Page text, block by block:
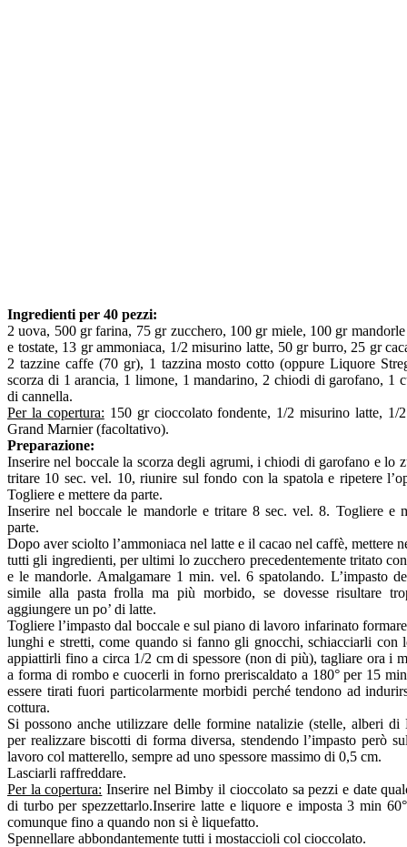
Ingredienti per 40 pezzi:
2 uova, 500 gr farina, 75 gr zucchero, 100 gr miele, 100 gr mandorle
e tostate, 13 gr ammoniaca, 1/2 misurino latte, 50 gr burro, 25 gr
2 tazzine caffe (70 gr), 1 tazzina mosto cotto (oppure Liquore
scorza di 1 arancia, 1 limone, 1 mandarino, 2 chiodi di garofano, 1
di cannella.
Per la copertura: 150 gr cioccolato fondente, 1/2 misurino latte, 1/
Grand Marnier (facoltativo).
Preparazione:
Inserire nel boccale la scorza degli agrumi, i chiodi di garofano e lo
tritare 10 sec. vel. 10, riunire sul fondo con la spatola e ripetere
Togliere e mettere da parte.
Inserire nel boccale le mandorle e tritare 8 sec. vel. 8. Togliere e
parte.
Dopo aver sciolto l’ammoniaca nel latte e il cacao nel caffè, mettere
tutti gli ingredienti, per ultimi lo zucchero precedentemente tritato
e le mandorle. Amalgamare 1 min. vel. 6 spatolando. L’impasto
simile alla pasta frolla ma più morbido, se dovesse risultare
aggiungere un po’ di latte.
Togliere l’impasto dal boccale e sul piano di lavoro infarinato
lunghi e stretti, come quando si fanno gli gnocchi, schiacciarli con
appiattirli fino a circa 1/2 cm di spessore (non di più), tagliare ora i
a forma di rombo e cuocerli in forno preriscaldato a 180° per 15
essere tirati fuori particolarmente morbidi perché tendono ad
cottura.
Si possono anche utilizzare delle formine natalizie (stelle, alberi
per realizzare biscotti di forma diversa, stendendo l’impasto però
lavoro col matterello, sempre ad uno spessore massimo di 0,5 cm.
Lasciarli raffreddare.
Per la copertura: Inserire nel Bimby il cioccolato sa pezzi e date
di turbo per spezzettarlo.Inserire latte e liquore e imposta 3 min
comunque fino a quando non si è liquefatto.
Spennellare abbondantemente tutti i mostaccioli col cioccolato.